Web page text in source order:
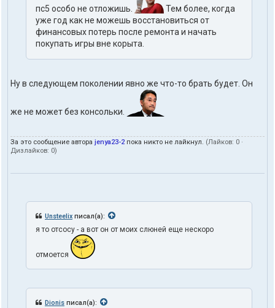
пс5 особо не отложишь.
Тем более, когда
уже год как не можешь восстановиться от
финансовых потерь после ремонта и начать
покупать игры вне корыта.
Ну в следующем поколении явно же что-то брать будет. Он
же не может без консольки.
За это сообщение автора jenya23-2 пока никто не лайкнул. (Лайков: 0 ·
Дизлайков: 0)
Unsteelix писал(а):
я то отсосу - а вот он от моих слюней еще нескоро
отмоется
Dionis писал(а):